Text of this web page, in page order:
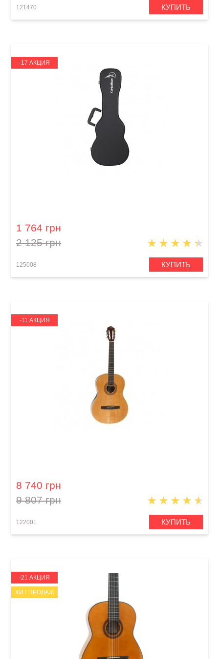
121470 КУПИТЬ
-17 АКЦИЯ
1 764 грн
2 125 грн
125008 КУПИТЬ
-11 АКЦИЯ
8 740 грн
9 807 грн
122001 КУПИТЬ
-21 АКЦИЯ
ХИТ ПРОДАЖ